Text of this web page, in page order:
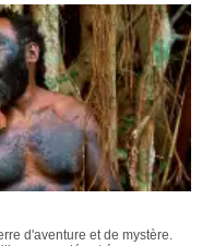
d'aventure et de mystère.